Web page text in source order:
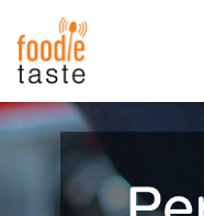
สูตรอาหาร
สูตรอาหารล่าสุด
พาไปชิม